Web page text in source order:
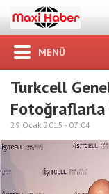
MENÜ
Turkcell
Fotoğraflarla
29 Ocak 2015 - 07:04